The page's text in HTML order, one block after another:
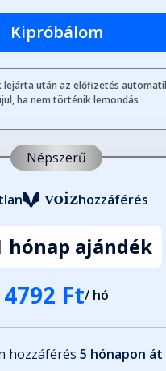
Kipróbálom
lejárta után az előfizetés
ha nem történik lemondás
Népszerű
hozzáférés
hónap ajándék
4792 Ft/ hó
hozzáférés 5 hónapon át